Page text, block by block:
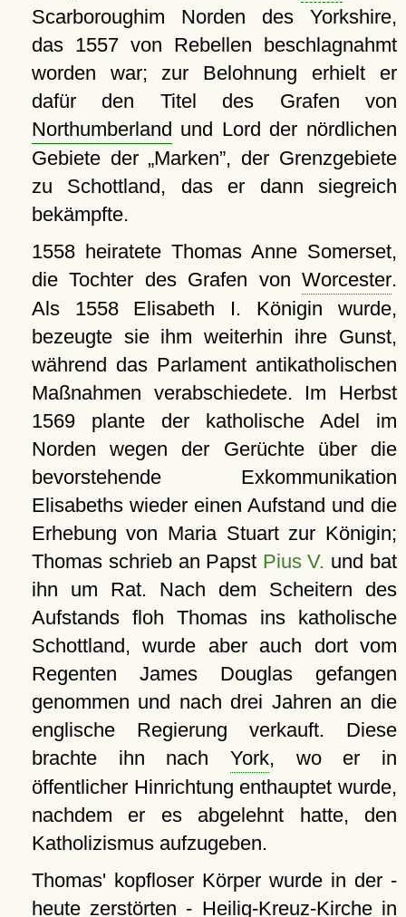
Scarboroughim Norden des Yorkshire,
das 1557 von Rebellen beschlagnahmt
worden war; zur Belohnung erhielt er
dafür den Titel des Grafen von
Northumberland und Lord der nördlichen
Gebiete der Marken , der Grenzgebiete
zu Schottland, das er dann siegreich
bekämpfte.
1558 heiratete Thomas Anne Somerset,
die Tochter des Grafen von Worcester.
Als 1558 Elisabeth I. Königin wurde,
bezeugte sie ihm weiterhin ihre Gunst,
während das Parlament antikatholischen
Maßnahmen verabschiedete. Im Herbst
1569 plante der katholische Adel im
Norden wegen der Gerüchte über die
bevorstehende Exkommunikation
Elisabeths wieder einen Aufstand und die
Erhebung von Maria Stuart zur Königin;
Thomas schrieb an Papst Pius V. und bat
ihn um Rat. Nach dem Scheitern des
Aufstands floh Thomas ins katholische
Schottland, wurde aber auch dort vom
Regenten James Douglas gefangen
genommen und nach drei Jahren an die
englische Regierung verkauft. Diese
brachte ihn nach York, wo er in
öffentlicher Hinrichtung enthauptet wurde,
nachdem er es abgelehnt hatte, den
Katholizismus aufzugeben.
Thomas' kopfloser Körper wurde in der -
heute zerstörten - Heilig-Kreuz-Kirche in